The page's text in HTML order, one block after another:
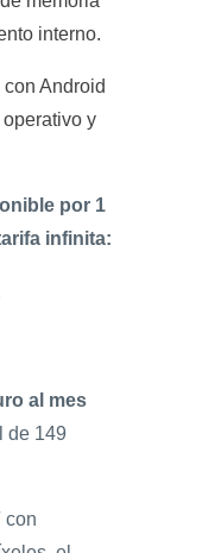
interno.
con Android
y
por 1
infinita:
al mes
de 149
con